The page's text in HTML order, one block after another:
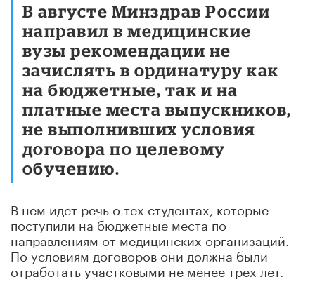
В августе Минздрав России
направил в медицинские
вузы рекомендации не
зачислять в ординатуру как
на бюджетные, так и на
платные места выпускников,
не выполнивших условия
договора по целевому
обучению.
В нем идет речь о тех студентах, которые
поступили на бюджетные места по
направлениям от медицинских организаций.
По условиям договоров они должна были
отработать участковыми не менее трех лет.